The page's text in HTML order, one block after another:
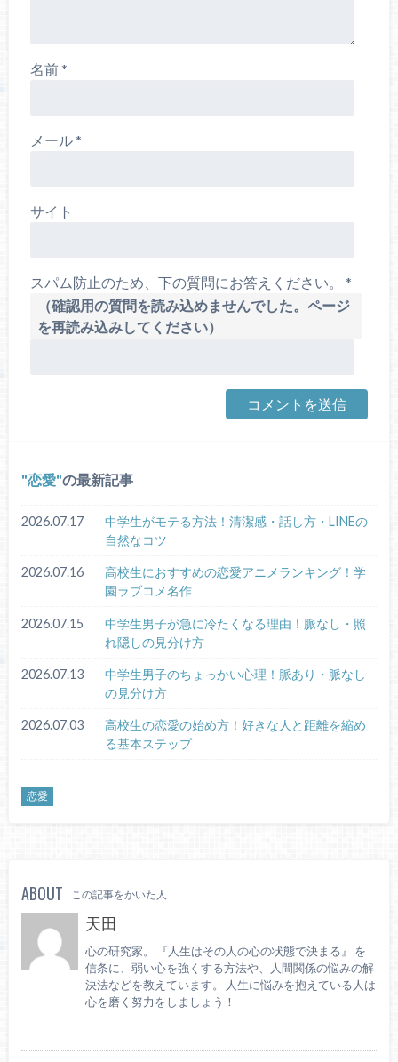
名前*
メール*
サイト
スパム防止のため、下の質問にお答えください。 *
（確認用の質問を読み込めませんでした。ページ
を再読み込みしてください）
恋愛 の最新記事
2026.07.17
中学生がモテる方法！清潔感・話し方・LINEの
自然なコツ
2026.07.16
高校生におすすめの恋愛アニメランキング！学
園ラブコメ名作
2026.07.15
中学生男子が急に冷たくなる理由！脈なし・照
れ隠しの見分け方
2026.07.13
中学生男子のちょっかい心理！脈あり・脈なし
の見分け方
2026.07.03
高校生の恋愛の始め方！好きな人と距離を縮め
る基本ステップ
恋愛
ABOUT この記事をかいた人
天田
心の研究家。 『人生はその人の心の状態で決まる』 を
信条に、弱い心を強くする方法や、人間関係の悩みの解
決法などを教えています。 人生に悩みを抱えている人は
心を磨く努力をしましょう！